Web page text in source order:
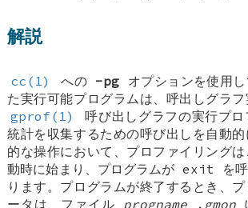
解説
cc(1) への -pg オプションを使用
た実行可能プログラムは、呼出しグラ
gprof(1)
呼び出しグラフの実行プ
統計を収集するための呼び出しを自動
的な操作において、プロファイリング
動時に始まり、プログラムが exit を呼
ります。プログラムが終了するとき、
ータは、ファイル progname .gmon